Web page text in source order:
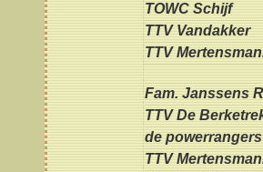
TOWC Schijf
TTV Vandakker
TTV
Fam. Janssens
TTV De
de powerrangers
TTV